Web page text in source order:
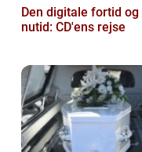
Den digitale fortid og
nutid: CD'ens rejse